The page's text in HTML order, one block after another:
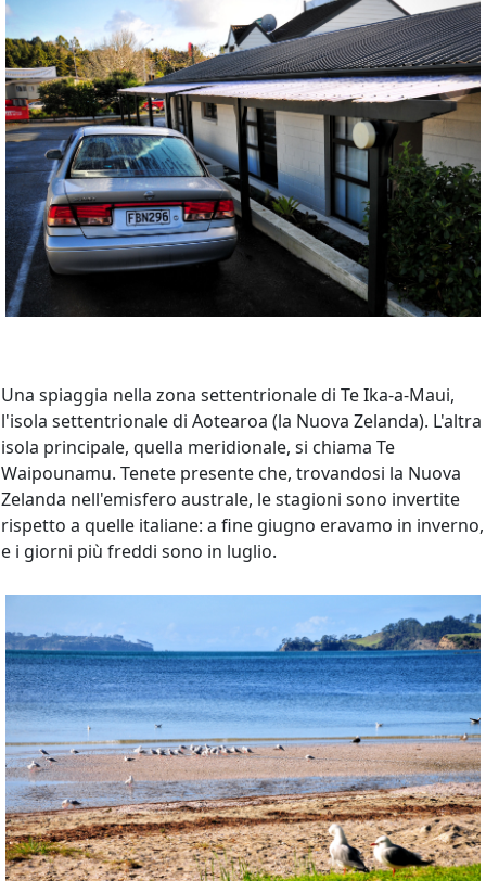
Una spiaggia nella zona settentrionale di Te Ika-a-Maui,
l'isola settentrionale di Aotearoa (la Nuova Zelanda). L'altra
isola principale, quella meridionale, si chiama Te
Waipounamu. Tenete presente che, trovandosi la Nuova
Zelanda nell'emisfero australe, le stagioni sono invertite
rispetto a quelle italiane: a fine giugno eravamo in inverno,
e i giorni più freddi sono in luglio.